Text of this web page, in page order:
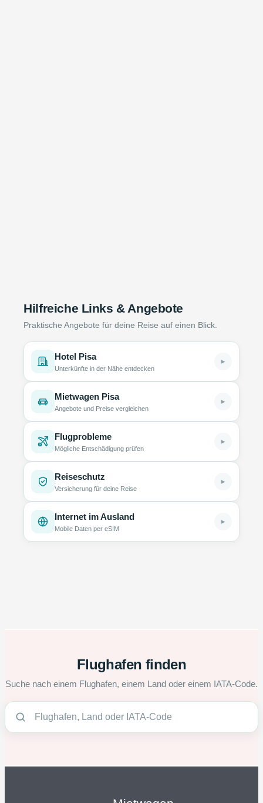
Hilfreiche Links & Angebote
Praktische Angebote für deine Reise auf einen Blick.
Hotel Pisa
Unterkünfte in der Nähe entdecken
►
Mietwagen Pisa
Angebote und Preise vergleichen
►
Flugprobleme
Mögliche Entschädigung prüfen
►
Reiseschutz
Versicherung für deine Reise
►
Internet im Ausland
Mobile Daten per eSIM
►
Flughafen finden
Suche nach einem Flughafen, einem Land oder einem IATA-Code.